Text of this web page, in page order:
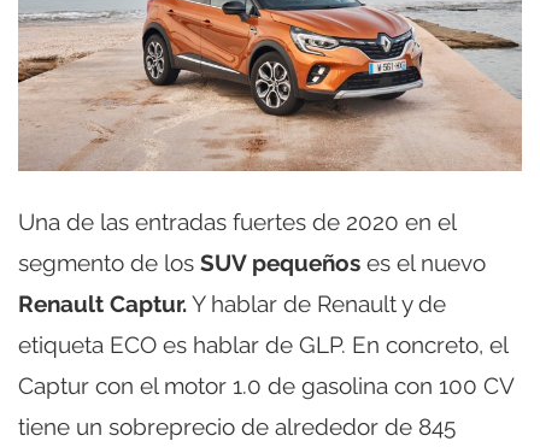
Una de las entradas fuertes de 2020 en el
segmento de los SUV pequeños es el nuevo
Renault Captur.Y hablar de Renault y de
etiqueta ECO es hablar de GLP. En concreto, el
Captur con el motor 1.0 de gasolina con 100 CV
tiene un sobreprecio de alrededor de 845